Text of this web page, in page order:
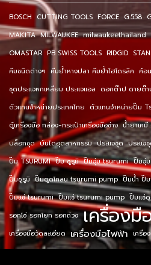
BOSCH CUTTING TOOLS FORCE G.558
MAKITA MILWAUKEE milwaukeethailand
OMASTAR PB SWISS TOOLS RIDGID
คีมชนิดต่างๆ คีมย้ำหางปลา คีมย้ำไฮโดรลิค ค้อ
ชุดประแจหกเหลี่ยม ประแจแอล ดอกต๊าป ดายต๊
ตัวแทนจำหน่ายประเทศไทย ตัวแทนจำหน่ายปั๊ม
ตู้เครื่องมือ กล่อง-กระเป๋าเครื่องมือช่าง น้ำยาเคมี
บล็อกชุด บันไดอุตสาหกรรม ประแจชุด ประแจ
ปั๊ม TSURUMI ปั๊ม ซูรูมิ ปั๊มจุ่ม tsurumi ปั๊มจุ่
ปั๊มซูรูมิ ปั๊มดูดโคลน tsurumi pump ปั๊มน้ำ ปั๊
ปั๊มแช่ tsurumi ปั๊มแช่ tsurumi pump ปั๊มแช่
รอกโซ่ รอกโยก รอกถ่วง เครื่องมื
เครื่องมือวัดละเอียด เครื่องมือไฟฟ้า เครื่อ